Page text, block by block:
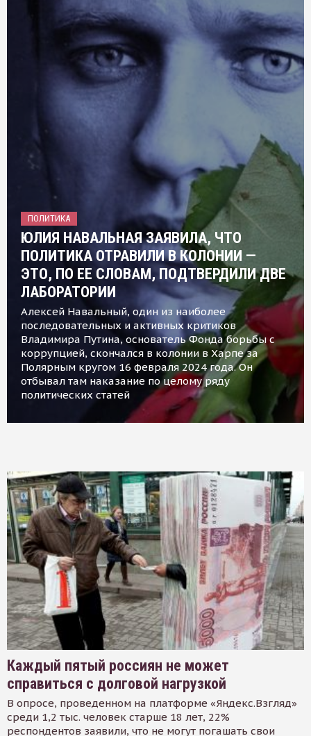
ПОЛИТИКА
ЮЛИЯ НАВАЛЬНАЯ ЗАЯВИЛА, ЧТО
ПОЛИТИКА ОТРАВИЛИ В КОЛОНИИ —
ЭТО, ПО ЕЕ СЛОВАМ, ПОДТВЕРДИЛИ ДВЕ
ЛАБОРАТОРИИ
Алексей Навальный, один из наиболее
последовательных и активных критиков
Владимира Путина, основатель Фонда борьбы с
коррупцией, скончался в колонии в Харпе за
Полярным кругом 16 февраля 2024 года. Он
отбывал там наказание по целому ряду
политических статей
Каждый пятый россиян не может
справиться с долговой нагрузкой
В опросе, проведенном на платформе «Яндекс.Взгляд»
среди 1,2 тыс. человек старше 18 лет, 22%
респондентов заявили, что не могут погашать свои